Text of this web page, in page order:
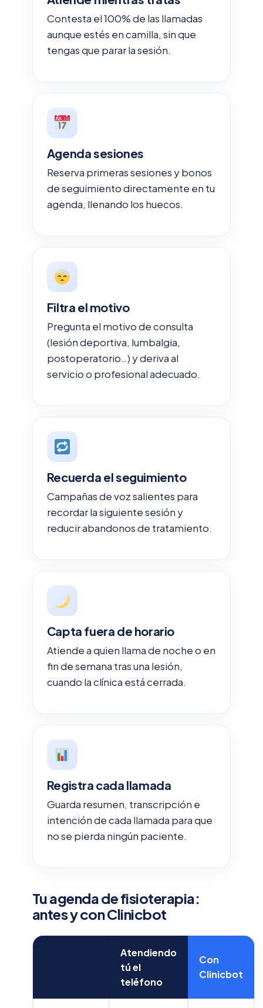
Contesta el 100% de las llamadas
aunque estés en camilla, sin que
tengas que parar la sesión.
Agenda sesiones
Reserva primeras sesiones y bonos
de seguimiento directamente en tu
agenda, llenando los huecos.
Filtra el motivo
Pregunta el motivo de consulta
(lesión deportiva, lumbalgia,
postoperatorio…) y deriva al
servicio o profesional adecuado.
Recuerda el seguimiento
Campañas de voz salientes para
recordar la siguiente sesión y
reducir abandonos de tratamiento.
Capta fuera de horario
Atiende a quien llama de noche o en
fin de semana tras una lesión,
cuando la clínica está cerrada.
Registra cada llamada
Guarda resumen, transcripción e
intención de cada llamada para que
no se pierda ningún paciente.
Tu agenda de fisioterapia:
antes y con Clinicbot
Atendiendo
tú el
teléfono
Con
Clinicbot